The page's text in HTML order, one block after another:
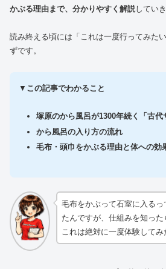
かぶる理由まで、分かりやすく解説してい
読み終える頃には「これは一度行ってみた
ずです。
▼ この記事でわかること
塚原のから風呂が1300年続く「古代
から風呂の入り方の流れ
毛布・頭巾をかぶる理由と体への効
毛布をかぶって石室に入る
たんですが、仕組みを知った
これは絶対に一度体験してみ